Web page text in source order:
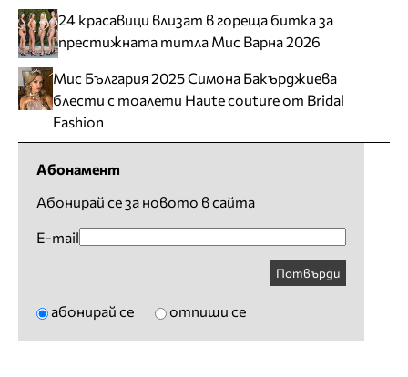
24 красавици влизат в гореща битка за
престижната титла Мис Варна 2026
Мис България 2025 Симона Бакърджиева
блести с тоалети Haute couture от Bridal
Fashion
Абонамент
Абонирай се за новото в сайта
E-mail
Потвърди
абонирай се отпиши се